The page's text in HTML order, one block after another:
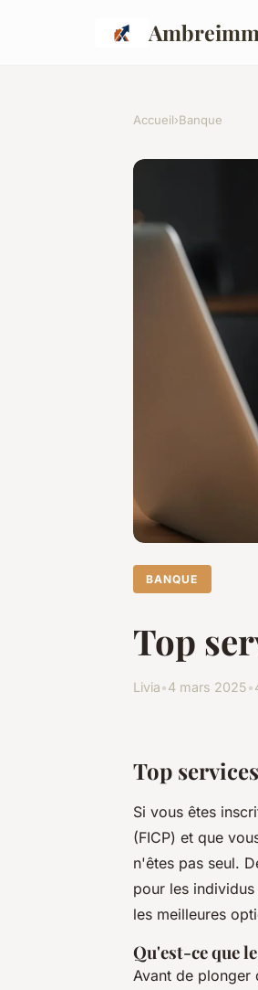
Accueil›Banque
BANQUE
Top
Livia•4 mars 2025•
Top
Si vous êtes
(FICP) et que
n'êtes pas seul.
pour les
les meilleures
Qu'est-ce que
Avant de plonger